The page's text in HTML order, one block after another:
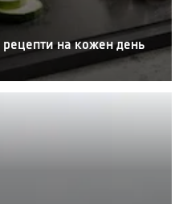
рецепти на кожен день